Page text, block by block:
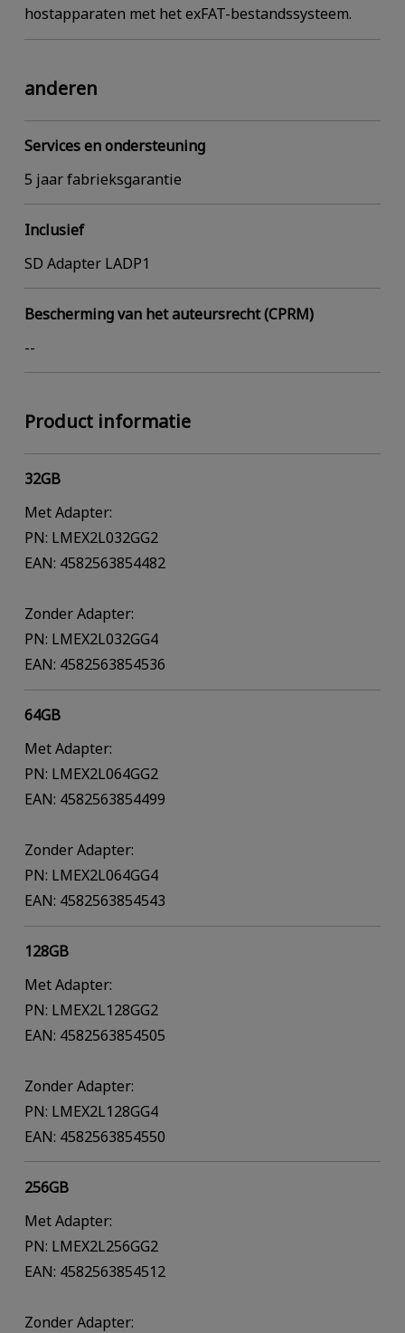
hostapparaten met het exFAT-bestandssysteem.
anderen
Services en ondersteuning
5 jaar fabrieksgarantie
Inclusief
SD Adapter LADP1
Bescherming van het auteursrecht (CPRM)
--
Product informatie
32GB
Met Adapter:
PN: LMEX2L032GG2
EAN: 4582563854482
Zonder Adapter:
PN: LMEX2L032GG4
EAN: 4582563854536
64GB
Met Adapter:
PN: LMEX2L064GG2
EAN: 4582563854499
Zonder Adapter:
PN: LMEX2L064GG4
EAN: 4582563854543
128GB
Met Adapter:
PN: LMEX2L128GG2
EAN: 4582563854505
Zonder Adapter:
PN: LMEX2L128GG4
EAN: 4582563854550
256GB
Met Adapter:
PN: LMEX2L256GG2
EAN: 4582563854512
Zonder Adapter: